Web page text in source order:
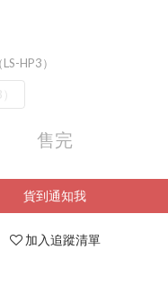
HP3）
售完
貨到通知我
加入追蹤清單